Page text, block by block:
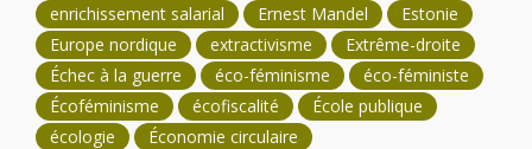
enrichissement salarial
Ernest Mandel
Estonie
Europe nordique
extractivisme
Extrême-droite
Échec à la guerre
éco-féminisme
éco-féministe
Écoféminisme
écofiscalité
École publique
écologie
Économie circulaire